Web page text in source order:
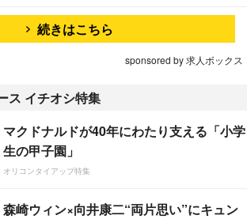
続きはこちら
sponsored by 求人ボックス
ス イチオシ特集
マクドナルドが40年にわたり支える「小学
生の甲子園」
オリコンタイアップ特集
森崎ウィン×向井康二“両片思い”にキュン